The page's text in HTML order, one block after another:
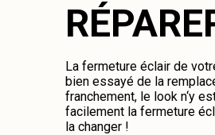
La fermeture éclair de
bien essayé de la
franchement, le look n‘y
facilement la fermeture
la changer !